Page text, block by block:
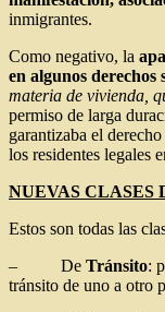
inmigrantes.
Como negativo, la
en algunos derechos
materia de vivienda,
permiso de larga
garantizaba el
los residentes legales
NUEVAS CLASES
Estos son todas las
– De Tránsito:
tránsito de uno a otro